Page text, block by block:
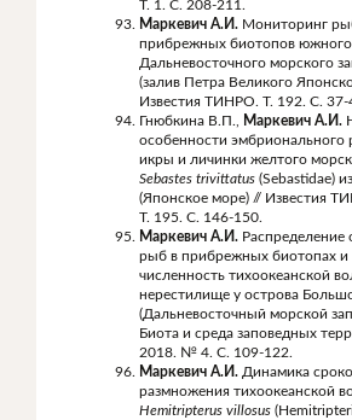
Т. 1. С. 208-211.
Маркевич А.И. Мониторинг
прибрежных биотопов южного
Дальневосточного морского
(залив Петра Великого
Известия ТИНРО. Т. 192. С. 37-
Гнюбкина В.П., Маркевич А.И.
особенности эмбрионального
икры и личинки желтого
Sebastes trivittatus (Sebastidae)
(Японское море) // Известия
Т. 195. С. 146-150.
Маркевич А.И.
рыб в прибрежных биотопах и
численность тихоокеанской
нерестилище у острова
(Дальневосточный морской
Биота и среда заповедных
2018. № 4. С. 109-122.
Маркевич А.И. Динамика
размножения тихоокеанской
Hemitripterus villosus